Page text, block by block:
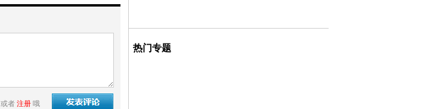
或者 注册 哦
热门专题